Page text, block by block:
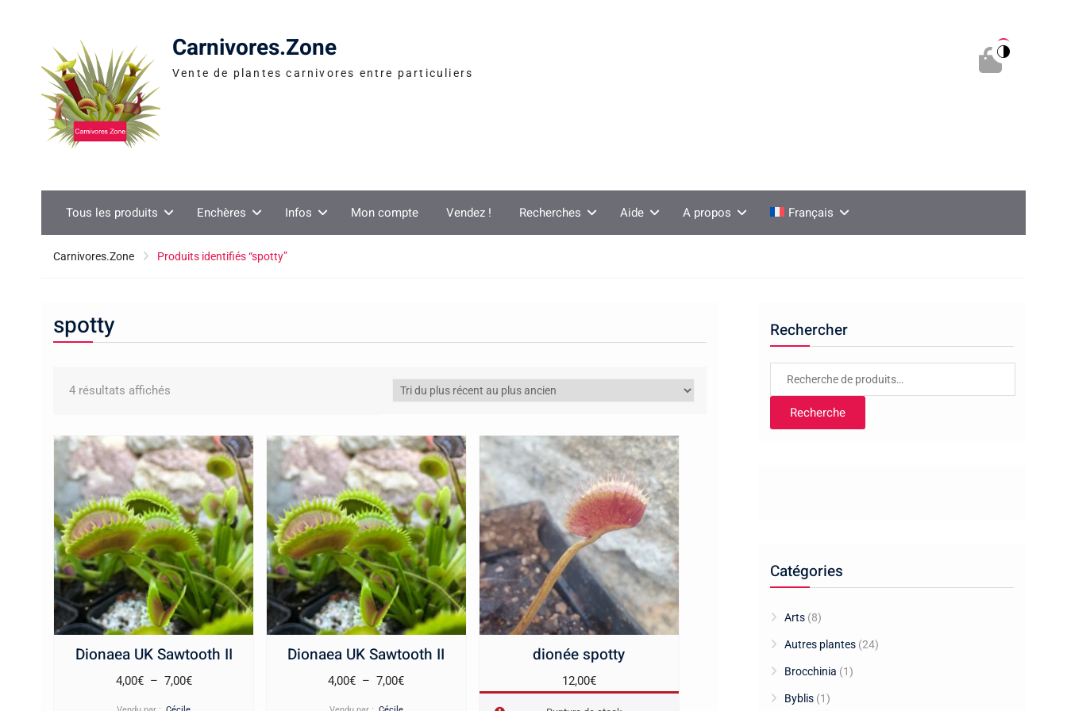
Carnivores.Zone
Vente de plantes carnivores entre particuliers
0
Tous les produits Enchères Infos Mon compte Vendez ! Recherches Aide A propos Français
Carnivores.Zone Produits identifiés “spotty”
spotty
4 résultats affichés
récent
au
plus
ancien
Dionaea UK Sawtooth II
4,00€ – 7,00€Plage
Dionaea UK Sawtooth II
4,00€ – 7,00€Plage
dionée spotty
12,00€
Rechercher
Recherche
Catégories
Arts (8)
Autres plantes (24)
Brocchinia (1)
Byblis (1)